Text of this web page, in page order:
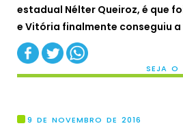
estadual Nélter Queiroz, é que
e Vitória finalmente conseguiu a
SEJA O
9 DE NOVEMBRO DE 2016